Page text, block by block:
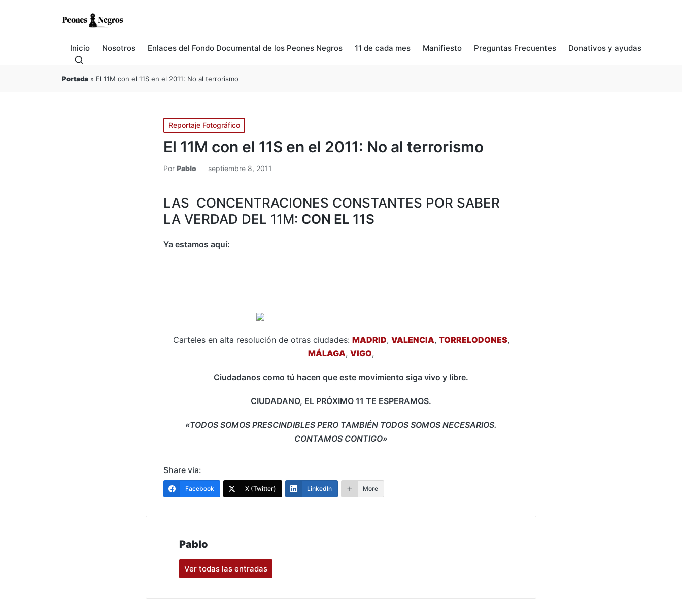
Inicio Nosotros Enlaces del Fondo Documental de los Peones Negros 11 de cada mes Manifiesto Preguntas Frecuentes Donativos y ayudas
Portada » El 11M con el 11S en el 2011: No al terrorismo
Publicado
en
Reportaje Fotográfico
El 11M con el 11S en el 2011: No al terrorismo
Publicado
Por Pablo septiembre 8, 2011
LAS CONCENTRACIONES CONSTANTES POR SABER
LA VERDAD DEL 11M: CON EL 11S
Ya estamos aquí:
Carteles en alta resolución de otras ciudades: MADRID, VALENCIA, TORRELODONES,
MÁLAGA, VIGO,
Ciudadanos como tú hacen que este movimiento siga vivo y libre.
CIUDADANO, EL PRÓXIMO 11 TE ESPERAMOS.
«TODOS SOMOS PRESCINDIBLES PERO TAMBIÉN TODOS SOMOS NECESARIOS.
CONTAMOS CONTIGO»
Share via:
Facebook X (Twitter) LinkedIn More
Pablo
Ver todas las entradas